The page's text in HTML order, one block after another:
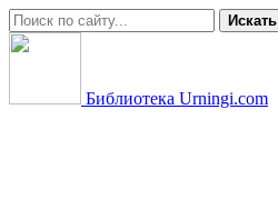
Искать
Библиотека Urningi.com